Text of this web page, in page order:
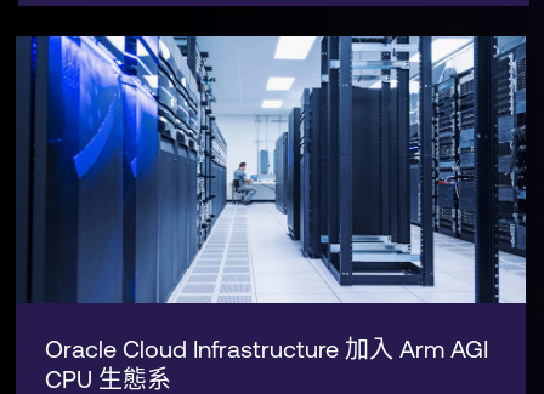
Oracle Cloud Infrastructure 加入 Arm AGI
CPU 生態系